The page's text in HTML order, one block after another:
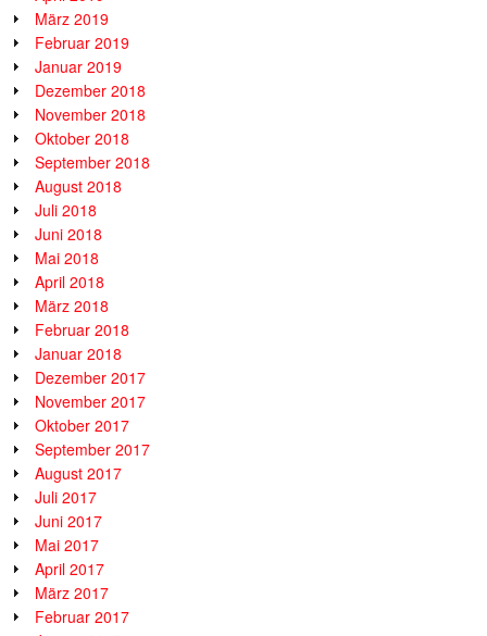
März 2019
Februar 2019
Januar 2019
Dezember 2018
November 2018
Oktober 2018
September 2018
August 2018
Juli 2018
Juni 2018
Mai 2018
April 2018
März 2018
Februar 2018
Januar 2018
Dezember 2017
November 2017
Oktober 2017
September 2017
August 2017
Juli 2017
Juni 2017
Mai 2017
April 2017
März 2017
Februar 2017